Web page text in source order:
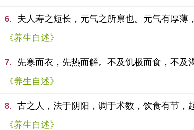
6.
夫人寿之短长，元气之所禀也。元气有厚薄
《养生自述》
7.
先寒而衣，先热而解。不及饥极而食，不及
《养生自述》
8.
古之人，法于阴阳，调于术数，饮食有节，
《养生自述》